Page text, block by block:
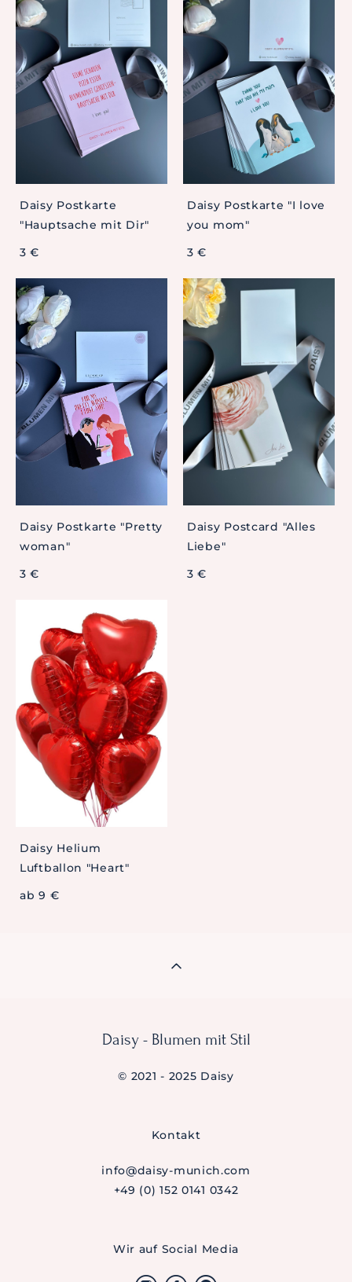
Daisy Postkarte
"Hauptsache mit Dir"
3 €
Daisy Postkarte "I love
you mom"
3 €
Daisy Postkarte "Pretty
woman"
3 €
Daisy Postcard "Alles
Liebe"
3 €
Daisy Helium
Luftballon "Heart"
ab 9 €
Daisy - Blumen mit Stil
© 2021 - 2025 Daisy
Kontakt
info@daisy-munich.com
+49 (0) 152 0141 0342
Wir auf Social Media